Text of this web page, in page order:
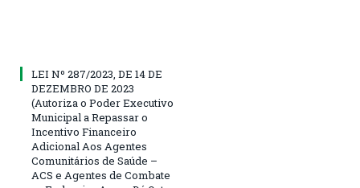
LEI Nº 287/2023, DE 14 DE
DEZEMBRO DE 2023
(Autoriza o Poder Executivo
Municipal a Repassar o
Incentivo Financeiro
Adicional Aos Agentes
Comunitários de Saúde –
ACS e Agentes de Combate